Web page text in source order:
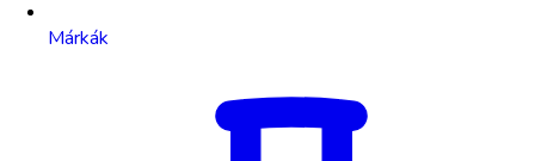
Márkák